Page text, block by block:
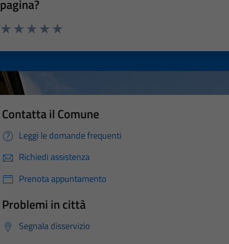
pagina?
Contatta il Comune
Leggi le domande frequenti
Richiedi assistenza
Prenota appuntamento
Problemi in città
Segnala disservizio